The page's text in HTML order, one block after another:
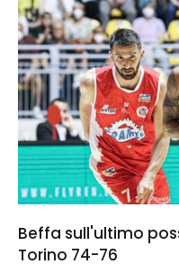
Beffa sull'ultimo
Torino 74-76